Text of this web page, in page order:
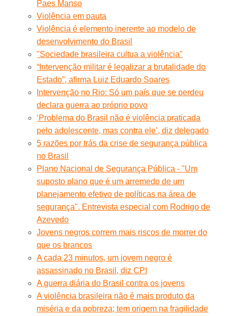
Paes Manso
Violência em pauta
Violência é elemento inerente ao modelo de
desenvolvimento do Brasil
"Sociedade brasileira cultua a violência"
“Intervenção militar é legalizar a brutalidade do
Estado”, afirma Luiz Eduardo Soares
Intervenção no Rio: Só um país que se perdeu
declara guerra ao próprio povo
‘Problema do Brasil não é violência praticada
pelo adolescente, mas contra ele’, diz delegado
5 razões por trás da crise de segurança pública
no Brasil
Plano Nacional de Segurança Pública - "Um
suposto plano que é um arremedo de um
planejamento efetivo de políticas na área de
segurança". Entrevista especial com Rodrigo de
Azevedo
Jovens negros correm mais riscos de morrer do
que os brancos
A cada 23 minutos, um jovem negro é
assassinado no Brasil, diz CPI
A guerra diária do Brasil contra os jovens
A violência brasileira não é mais produto da
miséria e da pobreza; tem origem na fragilidade